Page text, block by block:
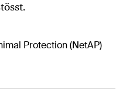
Protection (NetAP)